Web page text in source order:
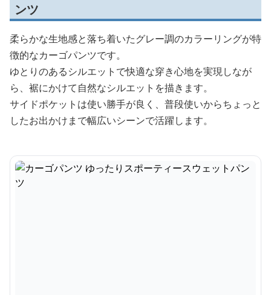
ンツ
柔らかな生地感と落ち着いたグレー調のカラーリングが特
徴的なカーゴパンツです。
ゆとりのあるシルエットで快適な穿き心地を実現しなが
ら、裾にかけて自然なシルエットを描きます。
サイドポケットは使い勝手が良く、普段使いからちょっと
したお出かけまで幅広いシーンで活躍します。